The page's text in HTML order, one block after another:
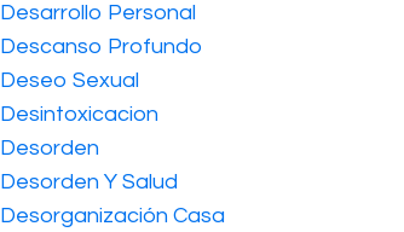
Desarrollo Personal
Descanso Profundo
Deseo Sexual
Desintoxicacion
Desorden
Desorden Y Salud
Desorganización Casa